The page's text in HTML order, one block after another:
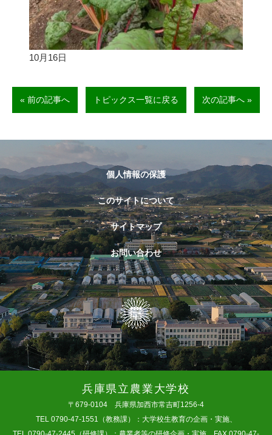
10月 16日
« 前の記事へ トピックス一覧に戻る 次の記事へ »
個人情報の保護
このサイトについて
サイトマップ
お問い合わせ
兵庫県立農業大学校
〒679-0104 兵庫県加西市常吉町1256-4
TEL 0790-47-1551（教務課）：大学校生教育の企画・実施、